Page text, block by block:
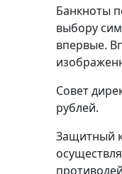
Банкноты
выбору
впервые.
Совет
рублей.
Защитный